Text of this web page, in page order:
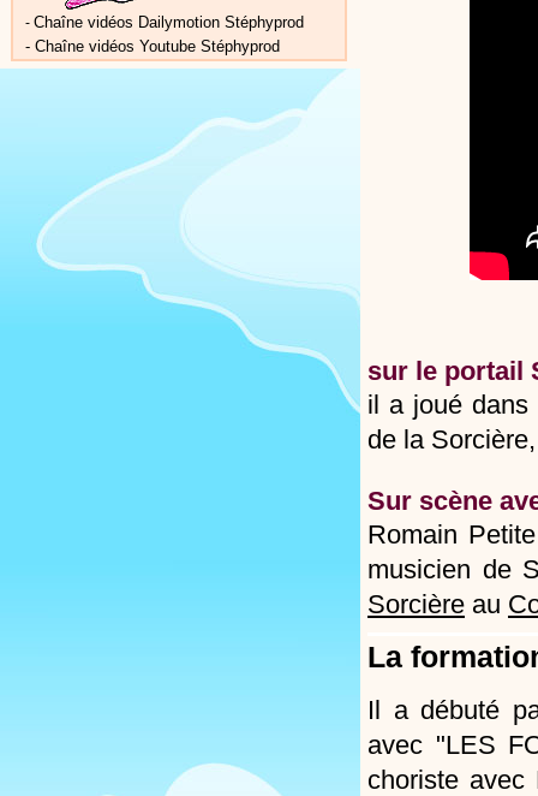
- Chaîne vidéos Dailymotion Stéphyprod
- Chaîne vidéos Youtube Stéphyprod
sur le portail
il a joué dans
de la
Sur scène
Romain
musicien de
Sorcière au
La
Il a débuté
avec "LES
choriste avec